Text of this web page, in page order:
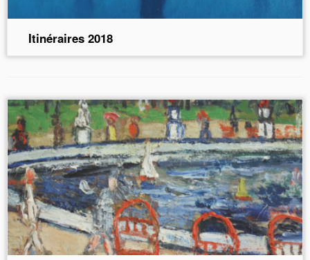
Itinéraires 2018